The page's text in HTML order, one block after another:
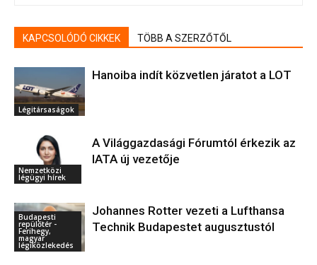
KAPCSOLÓDÓ CIKKEK TÖBB A SZERZŐTŐL
Légitársaságok
Hanoiba indít közvetlen járatot a LOT
Nemzetközi
légügyi hírek
A Világgazdasági Fórumtól érkezik az
IATA új vezetője
Budapesti
repülőtér -
Ferihegy,
magyar
légiközlekedés
Johannes Rotter vezeti a Lufthansa
Technik Budapestet augusztustól